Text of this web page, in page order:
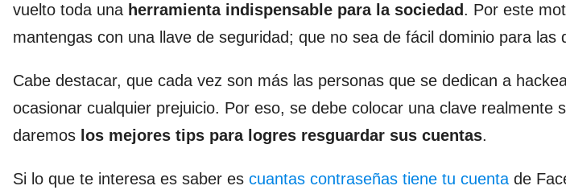
vuelto toda una herramienta indispensable para la sociedad . Por este
mantengas con una llave de seguridad; que no sea de fácil dominio para las
Cabe destacar, que cada vez son más las personas que se dedican a
ocasionar cualquier prejuicio. Por eso, se debe colocar una clave realmente
daremos los mejores tips para logres resguardar sus cuentas.
Si lo que te interesa es saber es cuantas contraseñas tiene tu cuenta de